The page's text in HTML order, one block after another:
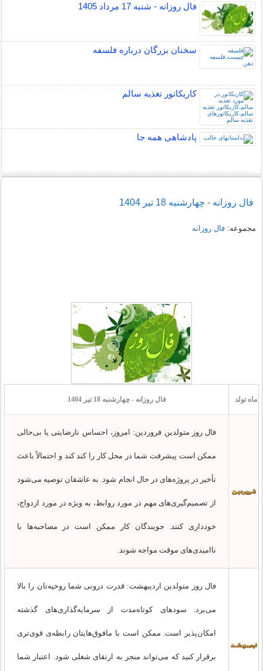
فال روزانه - شنبه 17 مرداد 1405
سخنان بزرگان درباره فلسفه
کاریکاتور تغذیه سالم
پادشاهی همه جا
فال روزانه - چهارشنبه 18 تیر 1404
مجموعه:فال روزانه
ماه تولد فال روزانه - چهارشنبه 18 تیر 1404
فال روز متولدین فروردین: امروز، احساس نارضایتی یا بی‌حالی
ممکن است پیشرفت شما در محل کار را کند کند و احتمالاً باعث
تأخیر در پروژه‌های در حال انجام شود. به عاشقان توصیه می‌شود
از تصمیم‌گیری‌های مهم در مورد روابط، به ویژه در مورد ازدواج،
خودداری کنند. جویندگان کار ممکن است در مصاحبه‌ها با
ناامیدی‌های موقت مواجه شوند.
فال روز متولدین اردیبهشت: قدرت درونی شما روحیه‌تان را بالا
می‌برد. سودهای کوتاه‌مدت از سرمایه‌گذاری‌های گذشته
امکان‌پذیر است. ممکن است با مافوق‌هایتان رابطه‌ی قوی‌تری
برقرار کنید که می‌تواند منجر به ارتقای شغلی شود. اعتبار شما